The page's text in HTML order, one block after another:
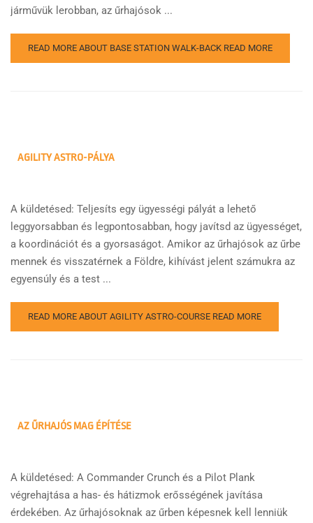
járművük lerobban, az űrhajósok ...
READ MORE ABOUT BASE STATION WALK-BACK READ MORE
AGILITY ASTRO-PÁLYA
A küldetésed: Teljesíts egy ügyességi pályát a lehető
leggyorsabban és legpontosabban, hogy javítsd az ügyességet,
a koordinációt és a gyorsaságot. Amikor az űrhajósok az űrbe
mennek és visszatérnek a Földre, kihívást jelent számukra az
egyensúly és a test ...
READ MORE ABOUT AGILITY ASTRO-COURSE READ MORE
AZ ŰRHAJÓS MAG ÉPÍTÉSE
A küldetésed: A Commander Crunch és a Pilot Plank
végrehajtása a has- és hátizmok erősségének javítása
érdekében. Az űrhajósoknak az űrben képesnek kell lenniük